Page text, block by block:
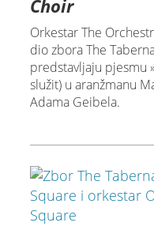
Choir
Orkestar The
dio zbora The
predstavljaju pjesmu
služit) u aranžmanu
Adama Geibela.